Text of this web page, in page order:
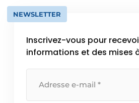
NEWSLETTER
Inscrivez-vous pour
informations et des mises